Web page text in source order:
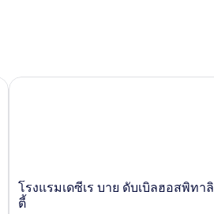
โรง
แรม
โรงแรมเดซีเร บาย ดับเบิลฮอสพิทาลิ
ตี้
โรงแรมเดซีเร บาย ดับเบิลฮอสพิทาลิตี้